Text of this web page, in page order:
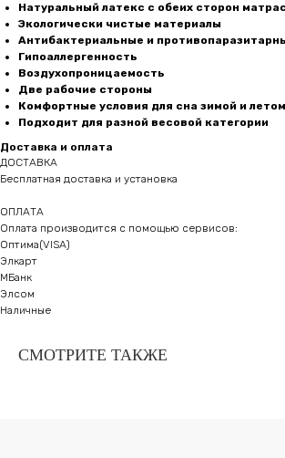
Натуральный латекс с обеих сторон
Экологически чистые материалы
Антибактериальные и
Гипоаллергенность
Воздухопроницаемость
Две рабочие стороны
Комфортные условия для сна зимой и летом
Подходит для разной весовой категории
Доставка и оплата
ДОСТАВКА
Бесплатная доставка и установка
ОПЛАТА
Оплата производится с помощью сервисов:
Оптима(VISA)
Элкарт
МБанк
Элсом
Наличные
СМОТРИТЕ ТАКЖЕ